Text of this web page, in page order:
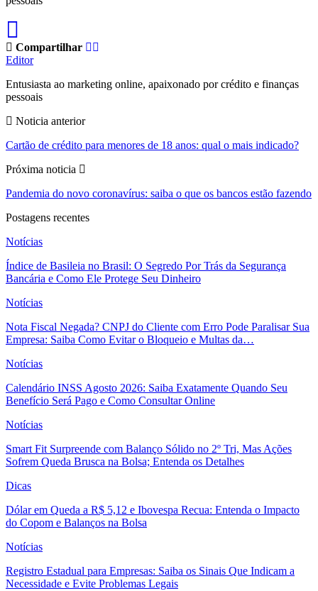
Compartilhar
Editor
Entusiasta ao marketing online, apaixonado por crédito e finanças
pessoais
Noticia anterior
Cartão de crédito para menores de 18 anos: qual o mais indicado?
Próxima noticia
Pandemia do novo coronavírus: saiba o que os bancos estão fazendo
Postagens recentes
Notícias
Índice de Basileia no Brasil: O Segredo Por Trás da Segurança
Bancária e Como Ele Protege Seu Dinheiro
Notícias
Nota Fiscal Negada? CNPJ do Cliente com Erro Pode Paralisar Sua
Empresa: Saiba Como Evitar o Bloqueio e Multas da…
Notícias
Calendário INSS Agosto 2026: Saiba Exatamente Quando Seu
Benefício Será Pago e Como Consultar Online
Notícias
Smart Fit Surpreende com Balanço Sólido no 2º Tri, Mas Ações
Sofrem Queda Brusca na Bolsa; Entenda os Detalhes
Dicas
Dólar em Queda a R$ 5,12 e Ibovespa Recua: Entenda o Impacto
do Copom e Balanços na Bolsa
Notícias
Registro Estadual para Empresas: Saiba os Sinais Que Indicam a
Necessidade e Evite Problemas Legais